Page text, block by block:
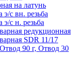
на латунь
с вн. резьба
с н. резьба
редукционная
SDR 11/17
90 г, Отвод 30